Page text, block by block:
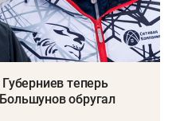
теперь
обругал